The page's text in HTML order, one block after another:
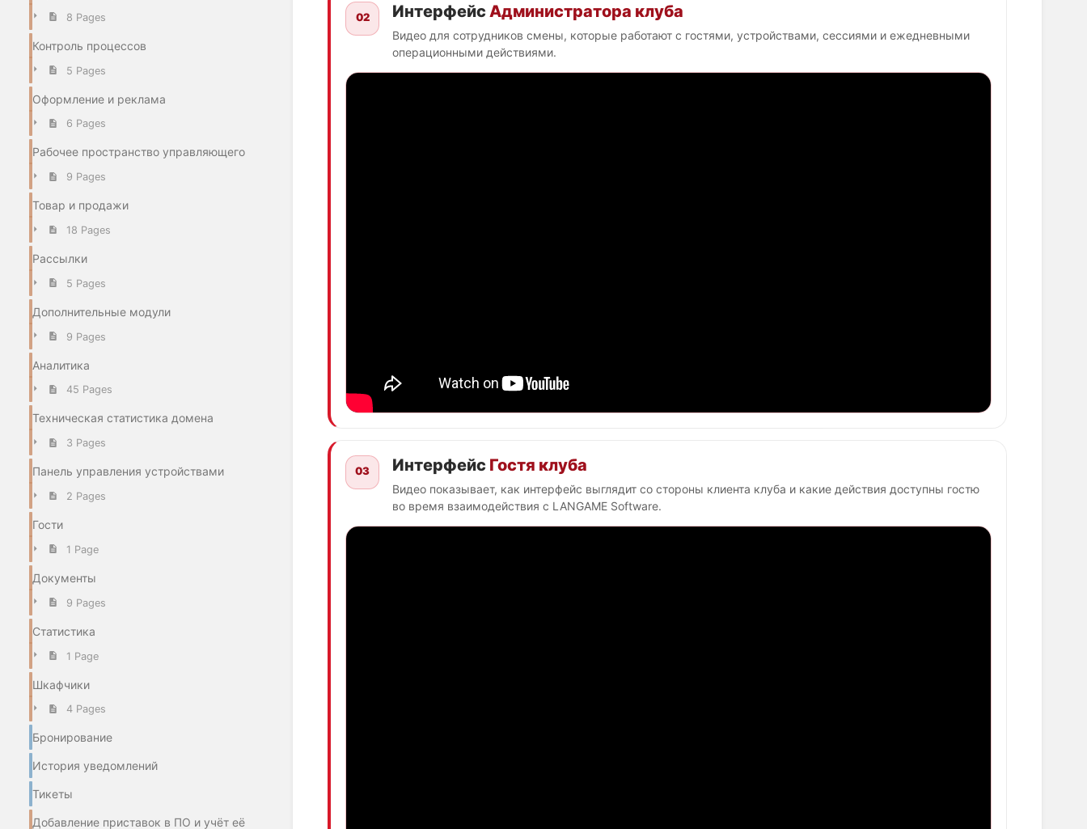
8 Pages
Контроль процессов
5 Pages
Оформление и реклама
6 Pages
Рабочее пространство управляющего
9 Pages
Товар и продажи
18 Pages
Рассылки
5 Pages
Дополнительные модули
9 Pages
Аналитика
45 Pages
Техническая статистика домена
3 Pages
Панель управления устройствами
2 Pages
Гости
1 Page
Документы
9 Pages
Статистика
1 Page
Шкафчики
4 Pages
Бронирование
История уведомлений
Тикеты
Добавление приставок в ПО и учёт её
02 Интерфейс Администратора клуба
Видео для сотрудников смены, которые работают с гостями, устройствами, сессиями и ежедневными
операционными действиями.
03 Интерфейс Гостя клуба
Видео показывает, как интерфейс выглядит со стороны клиента клуба и какие действия доступны гостю
во время взаимодействия с LANGAME Software.